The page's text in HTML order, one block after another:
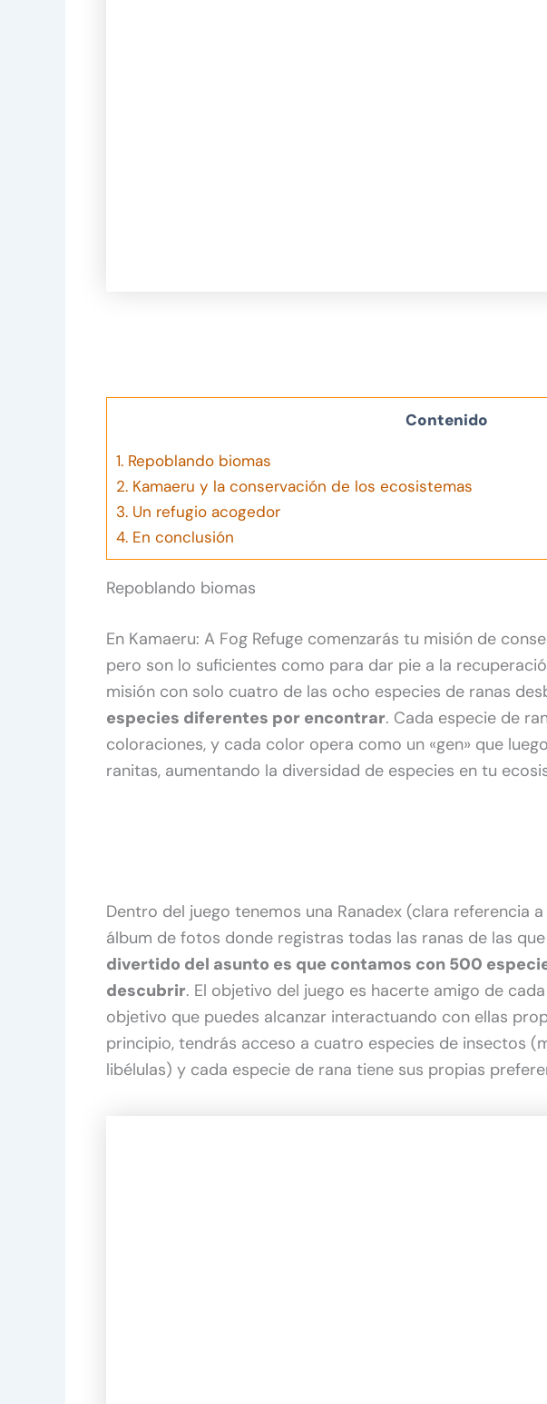
Contenido
1. Repoblando biomas
2. Kamaeru y la conservación de los ecosistemas
3. Un refugio acogedor
4. En conclusión
Repoblando biomas
En Kamaeru: A Fog Refuge comenzarás tu misión de
pero son lo suficientes como para dar pie a la
misión con solo cuatro de las ocho especies de ranas
especies diferentes por encontrar. Cada especie de
coloraciones, y cada color opera como un «gen» que
ranitas, aumentando la diversidad de especies en tu
Dentro del juego tenemos una Ranadex (clara referencia
álbum de fotos donde registras todas las ranas de las
divertido del asunto es que contamos con 500
descubrir. El objetivo del juego es hacerte amigo de
objetivo que puedes alcanzar interactuando con ellas
principio, tendrás acceso a cuatro especies de insectos
libélulas) y cada especie de rana tiene sus propias